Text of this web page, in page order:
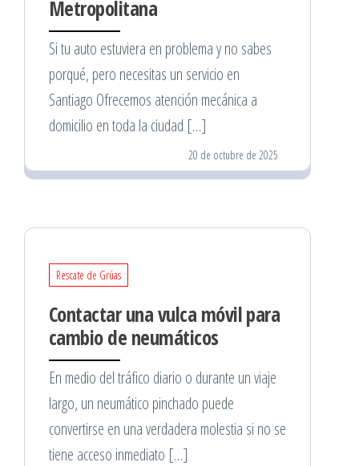
Metropolitana
Si tu auto estuviera en problema y no sabes
porqué, pero necesitas un servicio en
Santiago Ofrecemos atención mecánica a
domicilio en toda la ciudad […]
20 de octubre de 2025
Rescate de Grúas
Contactar una vulca móvil para
cambio de neumáticos
En medio del tráfico diario o durante un viaje
largo, un neumático pinchado puede
convertirse en una verdadera molestia si no se
tiene acceso inmediato […]